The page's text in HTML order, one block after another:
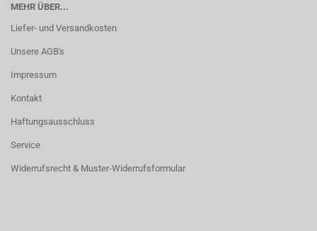
MEHR ÜBER...
Liefer- und Versandkosten
Unsere AGB's
Impressum
Kontakt
Haftungsausschluss
Service
Widerrufsrecht & Muster-Widerrufsformular